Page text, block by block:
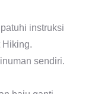
instruksi
Hiking.
sendiri.